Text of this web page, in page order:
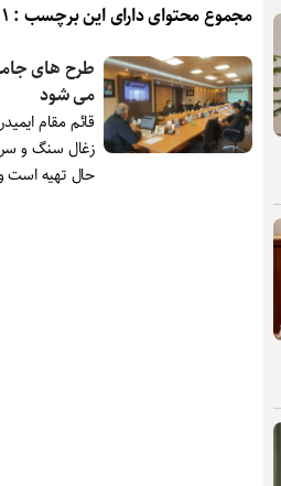
مجموع محتوای دارای این برچسب : ۱
طرح های
می شود
قائم مقام
زغال سنگ و
حال تهیه